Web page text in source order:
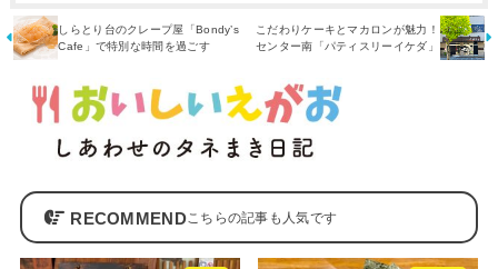
しらとり台のクレープ屋「Bondy’s
Cafe」で特別な時間を過ごす
こだわりケーキとマカロンが魅力！
センター南「パティスリーイケダ」
RECOMMEND